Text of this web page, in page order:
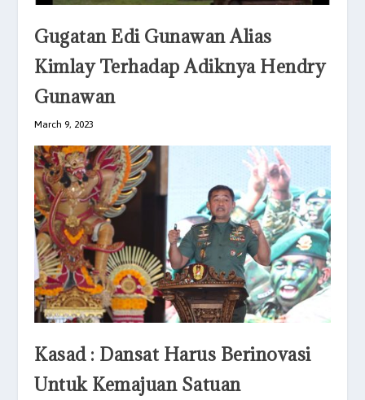
Gugatan Edi Gunawan Alias
Kimlay Terhadap Adiknya Hendry
Gunawan
March 9, 2023
Kasad : Dansat Harus Berinovasi
Untuk Kemajuan Satuan